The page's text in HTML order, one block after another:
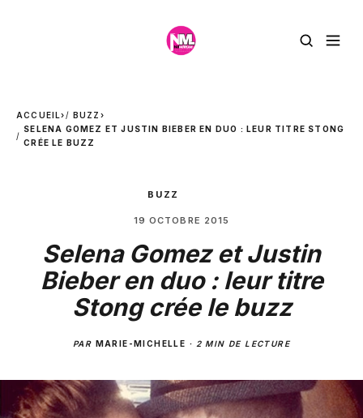
ACCUEIL› BUZZ ›
SELENA GOMEZ ET JUSTIN BIEBER EN DUO : LEUR TITRE STONG
CRÉE LE BUZZ
BUZZ
19 OCTOBRE 2015
Selena Gomez et Justin
Bieber en duo : leur titre
Stong crée le buzz
PAR MARIE-MICHELLE · 2 MIN DE LECTURE